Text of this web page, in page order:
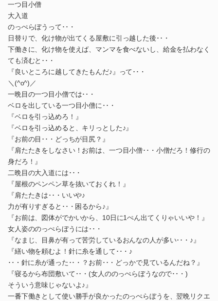
一つ目小僧
大入道
のっぺらぼうって･･・
日替りで、化け物が出てくる屋敷に引っ越した後･･・
下働きに、化け物を使えば、マンマを食べないし、給金を払わなく
ても済むと･･・
『良いところに越してきたもんだ♪』って･･・
＼(^o^)／
一晩目の一つ目小僧では･･・
ベロを出している一つ目小僧に･･・
『ベロを引っ込めろ！』
『ベロを引っ込めると、キリっとした♪』
『お前の目･･・どっちが目尻？』
『肩たたきをしなさい！お前は、一つ目小僧･･・小僧だろ！修行の
身だろ！』
二晩目の大入道には･･・
『屋根のペンペン草を抜いておくれ！』
『肩たたきは･･・いいや♪
力が有りすぎると･･・困るから♪』
『お前は、図体がでかいから、10日に1ぺん出てくりゃいいや！』
女人姿ののっぺらぼうには･･・
『なまじ、目鼻が有って苦労しているおんなの人が多い･･・♪』
『繕い物を頼むよ！針に糸を通して･･・♪
･･・針に糸が通った･･・？お前･･・どっかで見ているんだね？』
『寝るから布団敷いて･･・(女人ののっぺらぼうなので･･・)
そういう意味じゃないよ♪』
一番下働きとして使い勝手が良かったのっぺらぼうを、翌晩リクエ